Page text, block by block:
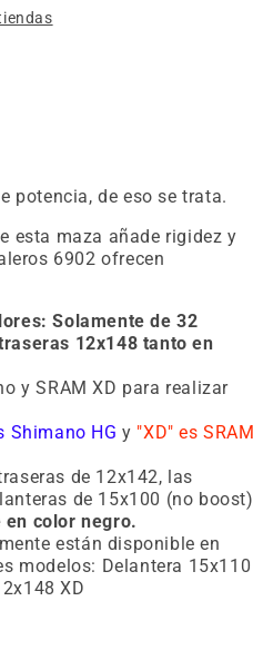
potencia, de eso se trata.
esta maza añade rigidez y
6902 ofrecen
Solamente de 32
12x148 tanto en
y SRAM XD para realizar
Shimano HG y "XD" es SRAM
de 12x142, las
de 15x100 (no boost)
en color negro.
están disponible en
modelos: Delantera 15x110
XD